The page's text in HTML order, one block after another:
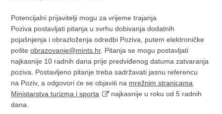
Potencijalni prijavitelji mogu za vrijeme trajanja
Poziva postavljati pitanja u svrhu dobivanja dodatnih
pojašnjenja i obrazloženja odredbi Poziva, putem elektroničke
pošteobrazovanje@mints.hr. Pitanja se mogu postavljati
najkasnije 10 radnih dana prije predviđenog datuma zatvaranja
poziva. Postavljeno pitanje treba sadržavati jasnu referencu
na Poziv, a odgovori će se objaviti na mrežnim stranicama
Ministarstva turizma i sporta
najkasnije u roku od 5 radnih
dana.